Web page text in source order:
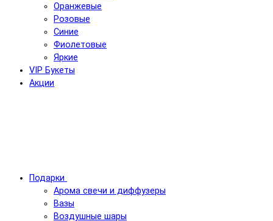
Оранжевые
Розовые
Синие
Фиолетовые
Яркие
VIP Букеты
Акции
Подарки
Арома свечи и диффузеры
Вазы
Воздушные шары